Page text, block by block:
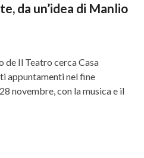
da un’idea di Manlio
de Il Teatro cerca Casa
appuntamenti nel fine
novembre, con la musica e il